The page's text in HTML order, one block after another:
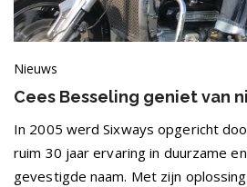
Nieuws
Cees Besseling geniet van
In 2005 werd Sixways opgericht
ruim 30 jaar ervaring in duurzame
gevestigde naam. Met zijn